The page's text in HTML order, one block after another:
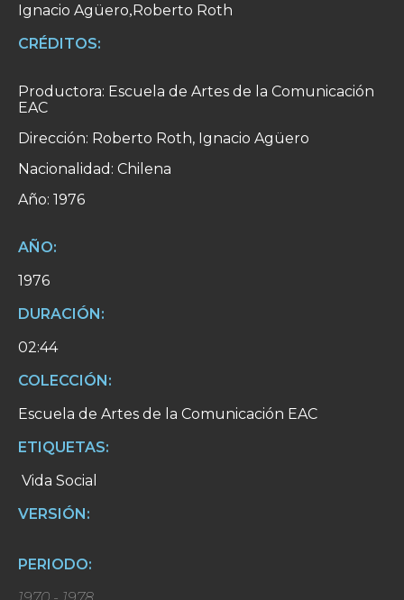
Ignacio Agüero,Roberto Roth
CRÉDITOS:
Productora: Escuela de Artes de la Comunicación
EAC
Dirección: Roberto Roth, Ignacio Agüero
Nacionalidad: Chilena
Año: 1976
AÑO:
1976
DURACIÓN:
02:44
COLECCIÓN:
Escuela de Artes de la Comunicación EAC
ETIQUETAS:
Vida Social
VERSIÓN:
PERIODO: